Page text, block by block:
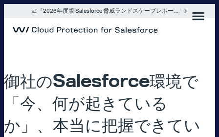
プ
📈『2026年度版 Salesforce 脅威ランドスケープレポート』を入手
御社のSalesforce環境で
「今、何が起きている
か」、本当に把握できてい